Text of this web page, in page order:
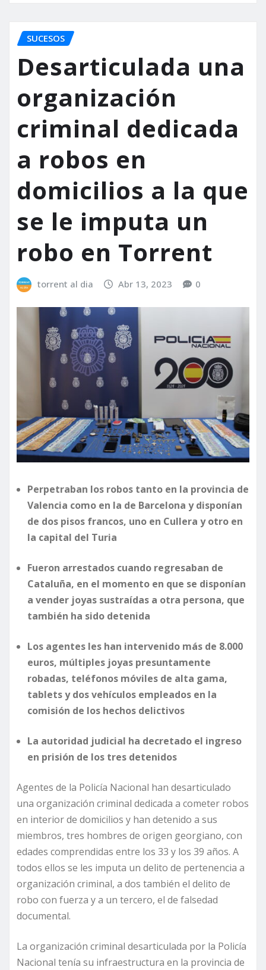
SUCESOS
Desarticulada una
organización
criminal dedicada
a robos en
domicilios a la que
se le imputa un
robo en Torrent
torrent al dia Abr 13, 2023 0
Perpetraban los robos tanto en la provincia de
Valencia como en la de Barcelona y disponían
de dos pisos francos, uno en Cullera y otro en
la capital del Turia
Fueron arrestados cuando regresaban de
Cataluña, en el momento en que se disponían
a vender joyas sustraídas a otra persona, que
también ha sido detenida
Los agentes les han intervenido más de 8.000
euros, múltiples joyas presuntamente
robadas, teléfonos móviles de alta gama,
tablets y dos vehículos empleados en la
comisión de los hechos delictivos
La autoridad judicial ha decretado el ingreso
en prisión de los tres detenidos
Agentes de la Policía Nacional han desarticulado
una organización criminal dedicada a cometer robos
en interior de domicilios y han detenido a sus
miembros, tres hombres de origen georgiano, con
edades comprendidas entre los 33 y los 39 años. A
todos ellos se les imputa un delito de pertenencia a
organización criminal, a dos también el delito de
robo con fuerza y a un tercero, el de falsedad
documental.
La organización criminal desarticulada por la Policía
Nacional tenía su infraestructura en la provincia de